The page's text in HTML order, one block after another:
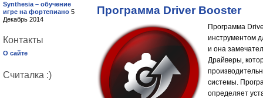
Synthesia – обучение
игре на фортепиано 5
Декабрь 2014
Контакты
О сайте
Считалка :)
Программа Driver Booster
Программа
инструментом
и она
Драйверы,
системы.
определяет